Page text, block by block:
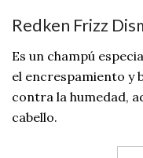
Redken Frizz
Es un champú
el encrespamiento y
contra la humedad,
cabello.